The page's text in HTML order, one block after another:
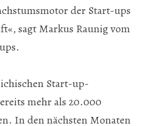
der Start-ups
sagt Markus Raunig vom
Start-up-
mehr als 20.000
In den nächsten Monaten